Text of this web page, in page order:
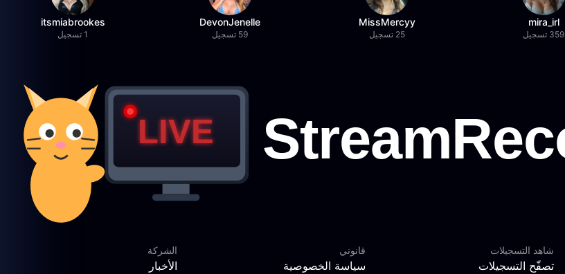
mira_irl
359 تسجيل
MissMercyy
25 تسجيل
DevonJenelle
59 تسجيل
itsmiabrookes
1 تسجيل
شاهد التسجيلات
تصفّح التسجيلات
قانوني
سياسة الخصوصية
الشركة
الأخبار